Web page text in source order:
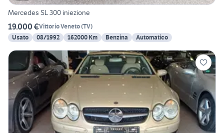
Mercedes SL 300 iniezione
19.000 €Vittorio Veneto(TV)
Usato
08/1992 162000 Km Benzina Automatico